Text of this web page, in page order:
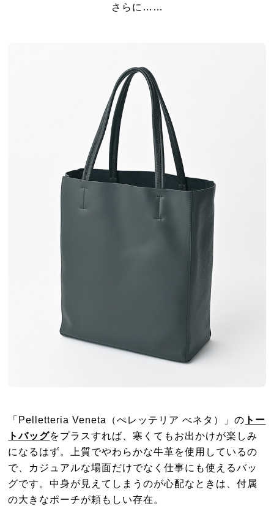
さらに……
「Pelletteria Veneta（ぺレッテリア べネタ）」の トー
トバッグをプラスすれば、寒くてもお出かけが楽しみ
になるはず。上質でやわらかな牛革を使用しているの
で、カジュアルな場面だけでなく仕事にも使えるバッ
グです。中身が見えてしまうのが心配なときは、付属
の大きなポーチが頼もしい存在。